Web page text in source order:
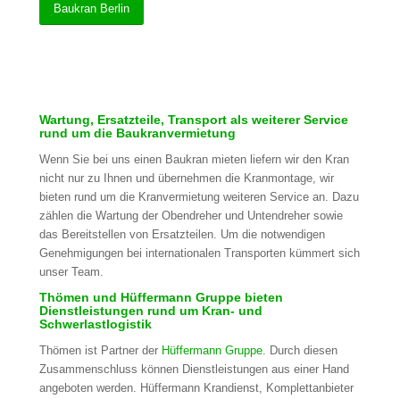
Baukran Berlin
Wartung, Ersatzteile, Transport als weiterer Service
rund um die Baukranvermietung
Wenn Sie bei uns einen Baukran mieten liefern wir den Kran
nicht nur zu Ihnen und übernehmen die Kranmontage, wir
bieten rund um die Kranvermietung weiteren Service an. Dazu
zählen die Wartung der Obendreher und Untendreher sowie
das Bereitstellen von Ersatzteilen. Um die notwendigen
Genehmigungen bei internationalen Transporten kümmert sich
unser Team.
Thömen und Hüffermann Gruppe bieten
Dienstleistungen rund um Kran- und
Schwerlastlogistik
Thömen ist Partner der Hüffermann Gruppe. Durch diesen
Zusammenschluss können Dienstleistungen aus einer Hand
angeboten werden. Hüffermann Krandienst, Komplettanbieter